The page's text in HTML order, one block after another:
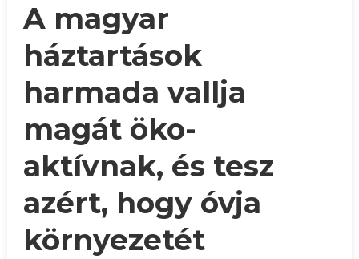
A magyar
háztartások
harmada vallja
magát öko-
aktívnak, és tesz
azért, hogy óvja
környezetét